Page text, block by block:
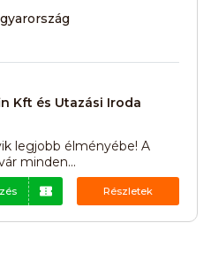
Kft és Utazási Iroda
legjobb élményébe! A
minden...
Részletek